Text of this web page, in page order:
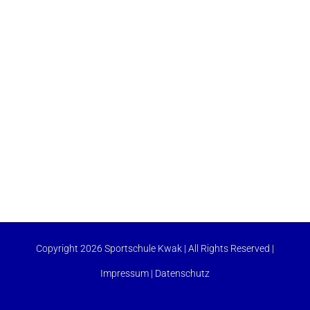
Copyright 2026 Sportschule Kwak | All Rights Reserved |
Impressum | Datenschutz